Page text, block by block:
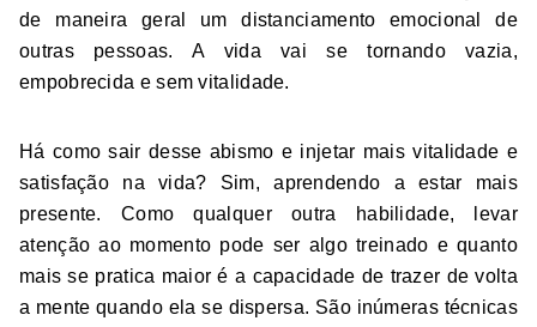
de maneira geral um distanciamento emocional de
outras pessoas. A vida vai se tornando vazia,
empobrecida e sem vitalidade.
Há como sair desse abismo e injetar mais vitalidade e
satisfação na vida? Sim, aprendendo a estar mais
presente. Como qualquer outra habilidade, levar
atenção ao momento pode ser algo treinado e quanto
mais se pratica maior é a capacidade de trazer de volta
a mente quando ela se dispersa. São inúmeras técnicas